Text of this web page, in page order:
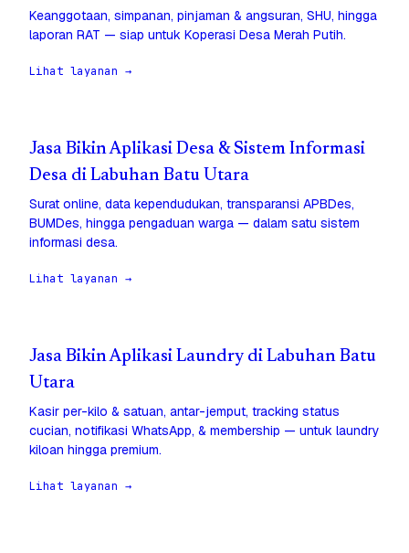
Keanggotaan, simpanan, pinjaman & angsuran, SHU, hingga
laporan RAT — siap untuk Koperasi Desa Merah Putih.
Lihat layanan →
Jasa Bikin Aplikasi Desa & Sistem Informasi
Desa di Labuhan Batu Utara
Surat online, data kependudukan, transparansi APBDes,
BUMDes, hingga pengaduan warga — dalam satu sistem
informasi desa.
Lihat layanan →
Jasa Bikin Aplikasi Laundry di Labuhan Batu
Utara
Kasir per-kilo & satuan, antar-jemput, tracking status
cucian, notifikasi WhatsApp, & membership — untuk laundry
kiloan hingga premium.
Lihat layanan →